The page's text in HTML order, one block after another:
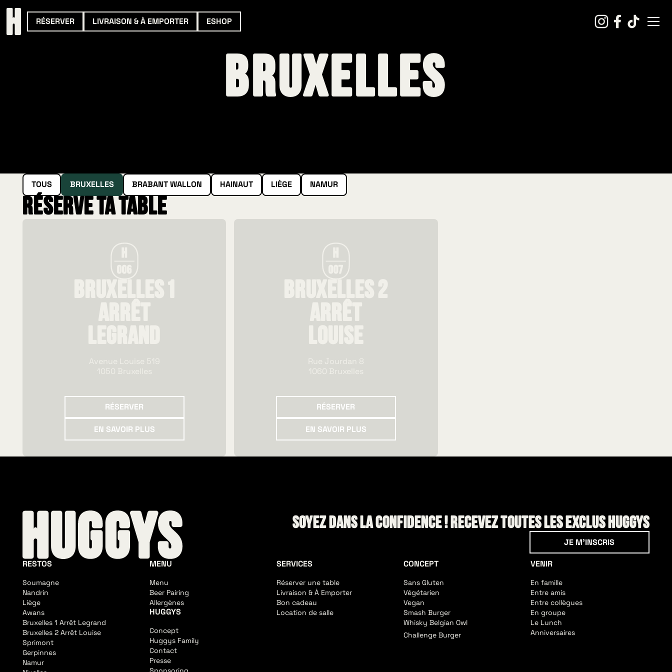
RÉSERVER LIVRAISON & À EMPORTER ESHOP
Bruxelles
TOUS BRUXELLES BRABANT WALLON HAINAUT LIÈGE NAMUR
Réserve ta table
Bruxelles 1
Arrêt
Legrand
Avenue Louise 519
1050 Bruxelles
Réserver
RÉSERVER
EN SAVOIR PLUS
Bruxelles 2
Arrêt
Louise
Rue Jourdan 8
1060 Bruxelles
Réserver
RÉSERVER
EN SAVOIR PLUS
Soyez dans la confidence ! Recevez toutes les exclus HUGGYS
JE M'INSCRIS
RESTOS
Soumagne
Nandrin
Liège
Awans
Bruxelles 1 Arrêt Legrand
Bruxelles 2 Arrêt Louise
Sprimont
Gerpinnes
Namur
MENU
Menu
Beer Pairing
Allergènes
HUGGYS
Concept
Huggys Family
Contact
Presse
SERVICES
Réserver une table
Livraison & À Emporter
Bon cadeau
Location de salle
CONCEPT
Sans Gluten
Végétarien
Vegan
Smash Burger
Whisky Belgian Owl
Challenge Burger
VENIR
En famille
Entre amis
Entre collègues
En groupe
Le Lunch
Anniversaires